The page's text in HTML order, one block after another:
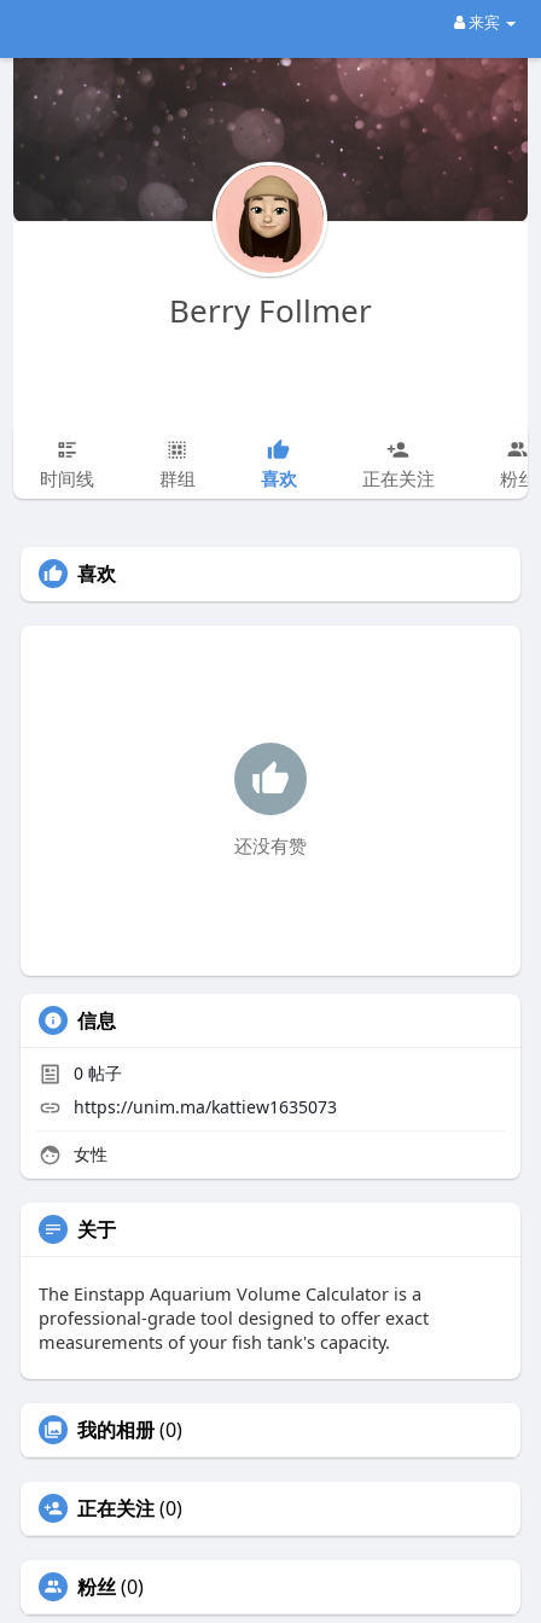
来宾
Berry Follmer
时间线 群组 喜欢 正在关注 粉丝
喜欢
还没有赞
信息
0帖子
https://unim.ma/kattiew1635073
女性
关于
The Einstapp Aquarium Volume Calculator is a
professional-grade tool designed to offer exact
measurements of your fish tank's capacity.
我的相册(0)
正在关注(0)
粉丝(0)